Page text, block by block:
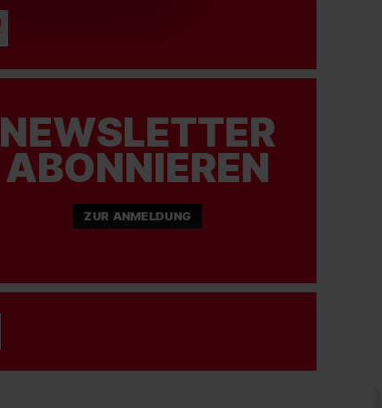
NEWSLETTER
ABONNIEREN
ZUR ANMELDUNG